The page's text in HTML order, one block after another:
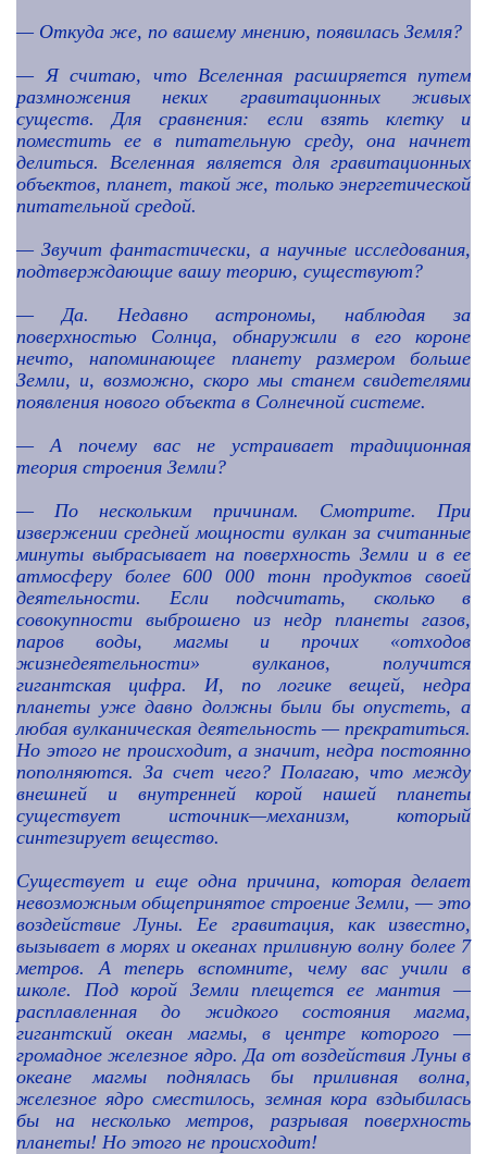
— Откуда же, по вашему мнению, появилась Земля?
— Я считаю, что Вселенная расширяется путем
размножения неких гравитационных живых
существ. Для сравнения: если взять клетку и
поместить ее в питательную среду, она начнет
делиться. Вселенная является для гравитационных
объектов, планет, такой же, только энергетической
питательной средой.
— Звучит фантастически, а научные исследования,
подтверждающие вашу теорию, существуют?
—
Да. Недавно астрономы, наблюдая за
поверхностью Солнца, обнаружили в его короне
нечто, напоминающее планету размером больше
Земли, и, возможно, скоро мы станем свидетелями
появления нового объекта в Солнечной системе.
—
А почему вас не устраивает традиционная
теория строения Земли?
— По нескольким причинам. Смотрите. При
извержении средней мощности вулкан за считанные
минуты выбрасывает на поверхность Земли и в ее
атмосферу более 600 000 тонн продуктов своей
деятельности. Если подсчитать, сколько в
совокупности выброшено из недр планеты газов,
паров воды, магмы и прочих «отходов
жизнедеятельности» вулканов, получится
гигантская цифра. И, по логике вещей, недра
планеты уже давно должны были бы опустеть, а
любая вулканическая деятельность — прекратиться.
Но этого не происходит, а значит, недра постоянно
пополняются. За счет чего? Полагаю, что между
внешней и внутренней корой нашей планеты
существует источник—механизм, который
синтезирует вещество.
Существует и еще одна причина, которая делает
невозможным общепринятое строение Земли, — это
воздействие Луны. Ее гравитация, как известно,
вызывает в морях и океанах приливную волну более 7
метров. А теперь вспомните, чему вас учили в
школе. Под корой Земли плещется ее мантия —
расплавленная до жидкого состояния магма,
гигантский океан магмы, в центре которого —
громадное железное ядро. Да от воздействия Луны в
океане магмы поднялась бы приливная волна,
железное ядро сместилось, земная кора вздыбилась
бы на несколько метров, разрывая поверхность
планеты! Но этого не происходит!